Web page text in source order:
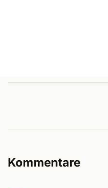
Kommentare